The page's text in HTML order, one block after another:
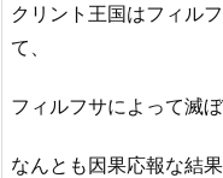
クリント王国はフィル
て、
フィルフサによって滅
なんとも因果応報な結